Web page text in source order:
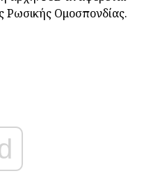
Ρωσικής Ομοσπονδίας.